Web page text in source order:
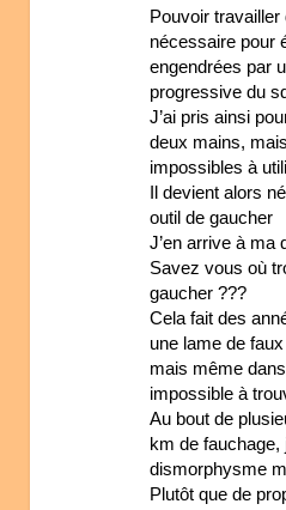
Pouvoir
nécessaire pour
engendrées par
progressive du
J’ai pris ainsi
deux mains,
impossibles à
Il devient alors
outil de gaucher
J’en arrive à ma
Savez vous où
gaucher ???
Cela fait des
une lame de
mais même
impossible à
Au bout de
km de fauchage,
dismorphysme
Plutôt que de